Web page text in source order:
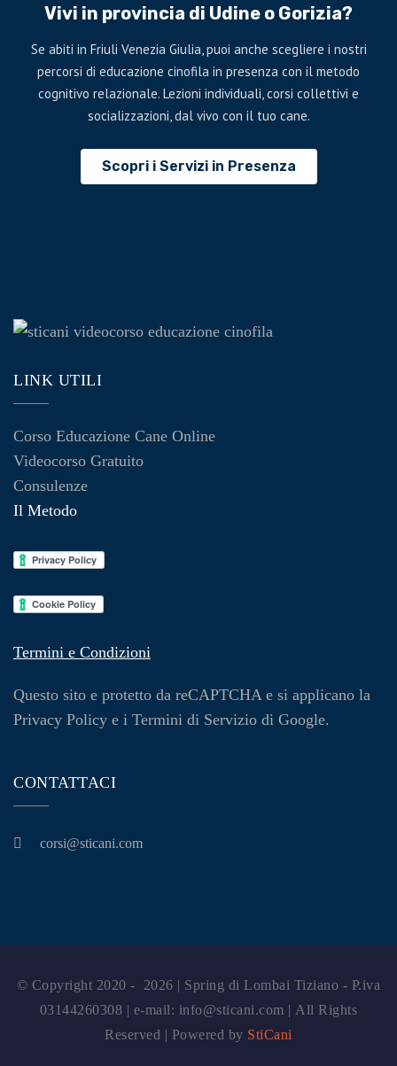
Vivi in provincia di Udine o Gorizia?
Se abiti in Friuli Venezia Giulia, puoi anche scegliere i nostri
percorsi di educazione cinofila in presenza con il metodo
cognitivo relazionale. Lezioni individuali, corsi collettivi e
socializzazioni, dal vivo con il tuo cane.
Scopri i Servizi in Presenza
LINK UTILI
Corso Educazione Cane Online
Videocorso Gratuito
Consulenze
Il Metodo
Termini e Condizioni
Questo sito e protetto da reCAPTCHA e si applicano la
Privacy Policy e i Termini di Servizio di Google.
CONTATTACI
corsi@sticani.com
© Copyright 2020 - 2026 | Spring di Lombai Tiziano - P.iva
03144260308 | e-mail: info@sticani.com | All Rights
Reserved | Powered by StiCani